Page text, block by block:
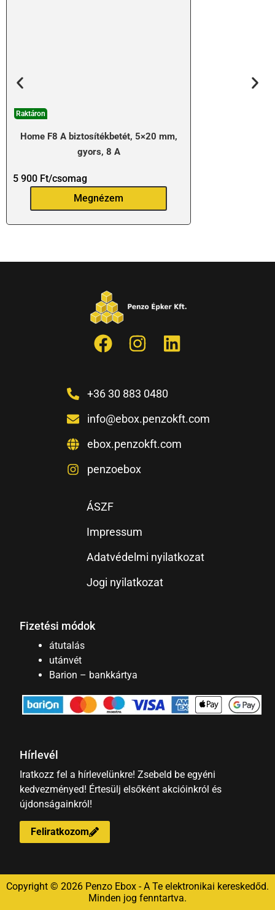
Raktáron
Home F8 A biztosítékbetét, 5×20 mm,
gyors, 8 A
5 900 Ft/csomag
Megnézem
+36 30 883 0480
info@ebox.penzokft.com
ebox.penzokft.com
penzoebox
ÁSZF
Impressum
Adatvédelmi nyilatkozat
Jogi nyilatkozat
Fizetési módok
átutalás
utánvét
Barion – bankkártya
Hírlevél
Iratkozz fel a hírlevelünkre! Zsebeld be egyéni
kedvezményed! Értesülj elsőként akcióinkról és
újdonságainkról!
Feliratkozom
Copyright © 2026 Penzo Ebox - A Te elektronikai kereskedőd.
Minden jog fenntartva.